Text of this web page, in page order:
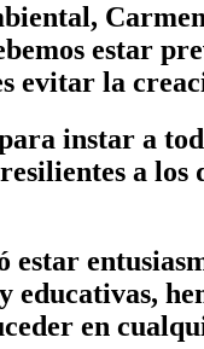
estar
evitar la
instar a
a los
en